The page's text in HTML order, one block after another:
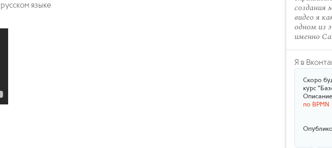
языке
создания
видео я
одном из
именно
Я в
Скоро
курс
по BPMN